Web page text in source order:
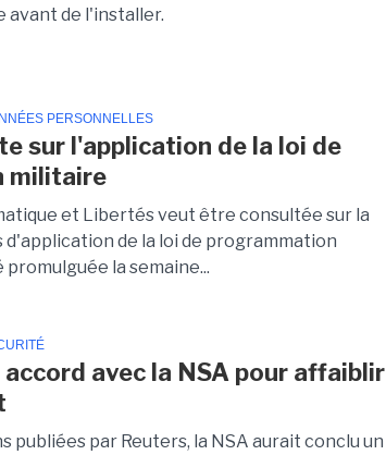
avant de l'installer.
PERSONNELLES
sur l'application de la loi de
militaire
et Libertés veut être consultée sur la
de la loi de programmation
la semaine...
accord avec la NSA pour affaiblir
publiées par Reuters, la NSA aurait conclu un